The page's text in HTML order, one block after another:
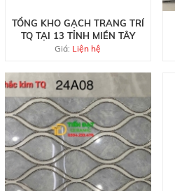
TỔNG KHO GẠCH TRANG TRÍ
TQ TẠI 13 TỈNH MIỀN TÂY
Giá: Liện hệ